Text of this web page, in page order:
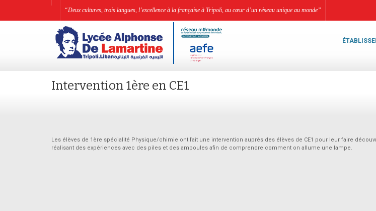
“Deux cultures, trois langues, l’excellence à la française à Tripoli, au cœur d’un réseau unique au monde”
Intervention 1ère en CE1
Les élèves de 1ère spécialité Physique/chimie ont fait une intervention auprès des élèves de CE1 pour leur faire
réalisant des expériences avec des piles et des ampoules afin de comprendre comment on allume une lampe.